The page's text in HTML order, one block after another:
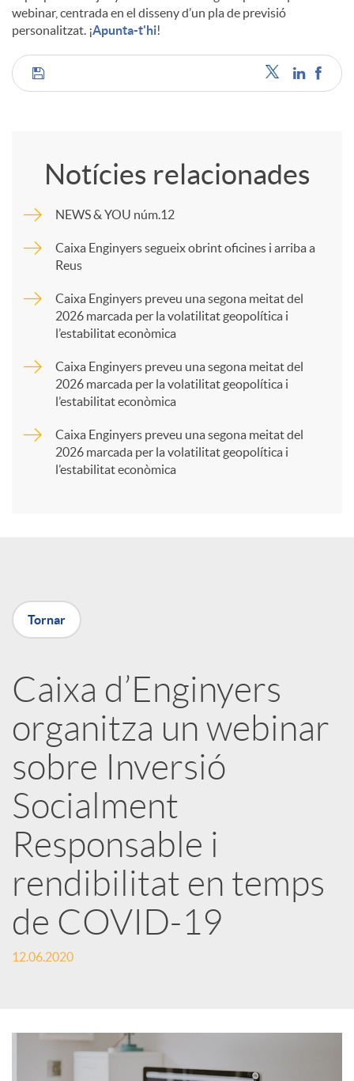
webinar, centrada en el disseny d’un pla de previsió
personalitzat. ¡Apunta-t'hi!
C
m
p
a
X
r
x
e
s
S
o
Notícies relacionades
NEWS & YOU núm.12
Caixa Enginyers segueix obrint oficines i arriba a
Reus
Caixa Enginyers preveu una segona meitat del
2026 marcada per la volatilitat geopolítica i
l’estabilitat econòmica
Caixa Enginyers preveu una segona meitat del
2026 marcada per la volatilitat geopolítica i
l’estabilitat econòmica
Caixa Enginyers preveu una segona meitat del
2026 marcada per la volatilitat geopolítica i
l’estabilitat econòmica
Tornar
Caixa d’Enginyers
organitza un webinar
sobre Inversió
Socialment
Responsable i
rendibilitat en temps
de COVID-19
12.06.2020